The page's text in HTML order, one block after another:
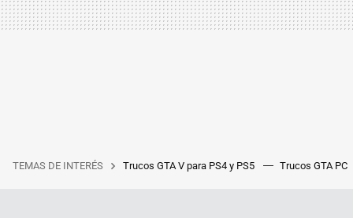
TEMAS DE INTERÉS Trucos GTA V para PS4 y PS5 Trucos GTA PC